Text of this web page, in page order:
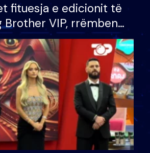
fituesja e edicionit të
Brother VIP, rrëmben
prej 100 mijë eurosh